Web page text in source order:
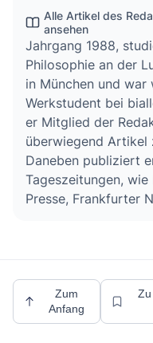
Alle Artikel des
ansehen
Jahrgang 1988,
Philosophie an der
in München und war
Werkstudent bei
er Mitglied der
überwiegend Artikel
Daneben publiziert
Tageszeitungen, wie
Presse, Frankfurter
Zum
Anfang